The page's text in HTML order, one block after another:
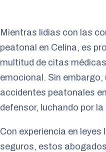
Mientras lidias con las
peatonal en Celina, es
multitud de citas
emocional. Sin
accidentes peatonales
defensor, luchando por
Con experiencia en
seguros, estos